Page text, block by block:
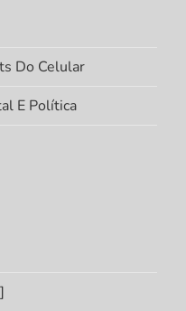
Do Celular
E Política